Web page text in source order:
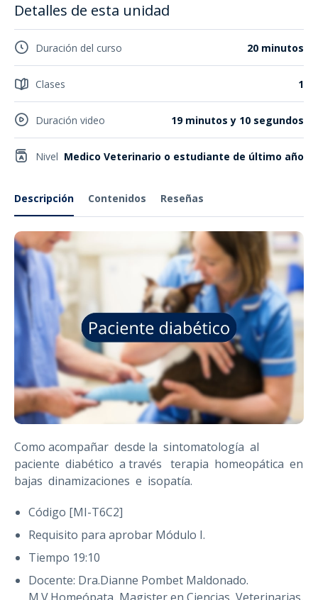
Descripción Contenidos Reseñas
Como acompañar desde la sintomatología al
paciente diabético a través terapia homeopática en
bajas dinamizaciones e isopatía.
Código [MI-T6C2]
Requisito para aprobar Módulo I.
Tiempo 19:10
Docente: Dra.Dianne Pombet Maldonado.
Detalles de esta unidad
Duración del curso 20 minutos
Clases 1
Duración video 19 minutos y 10 segundos
Nivel Medico Veterinario o estudiante de último año